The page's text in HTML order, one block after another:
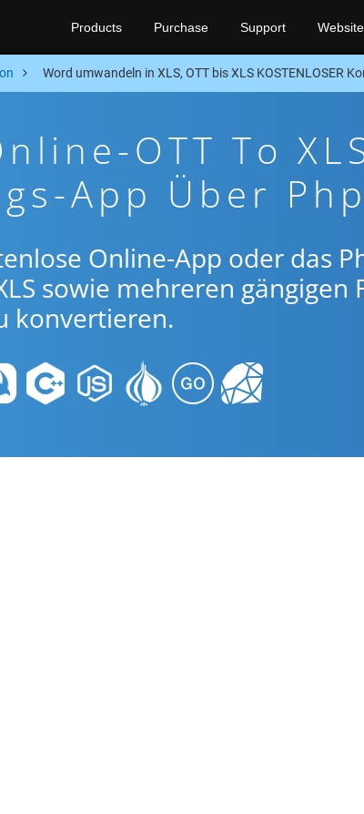
Products Purchase Support
Word umwandeln in XLS, OTT bis XLS KOSTENLOSER
OTT To
App Über Php
Online-App oder das
sowie mehreren gängigen
konvertieren.